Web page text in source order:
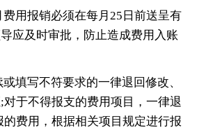
用报销必须在每月25日前送呈有
应及时审批，防止造成费用入账
填写不符要求的一律退回修改、
于不得报支的费用项目，一律退
费用，根据相关项目规定进行报